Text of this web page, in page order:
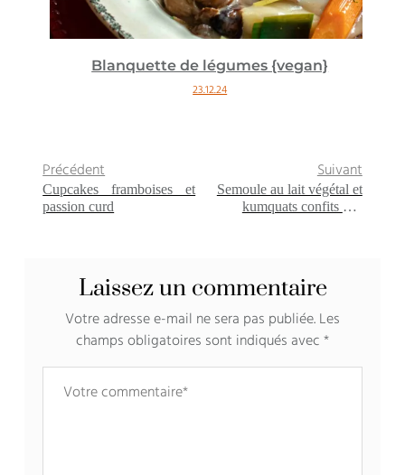
Blanquette de légumes {vegan}
23.12.24
Précédent
Cupcakes framboises et
passion curd
Suivant
Semoule au lait végétal et
kumquats confits à la
Laissez un commentaire
Votre adresse e-mail ne sera pas publiée.Les
champs obligatoires sont indiqués avec*